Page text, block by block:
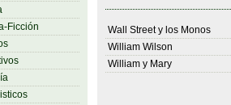
Ficción
Wall Street y los Monos
William Wilson
William y Mary